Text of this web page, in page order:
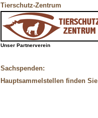
Tierschutz-Zentrum
Unser Partnerverein
Sachspenden:
Hauptsammelstellen finden Sie